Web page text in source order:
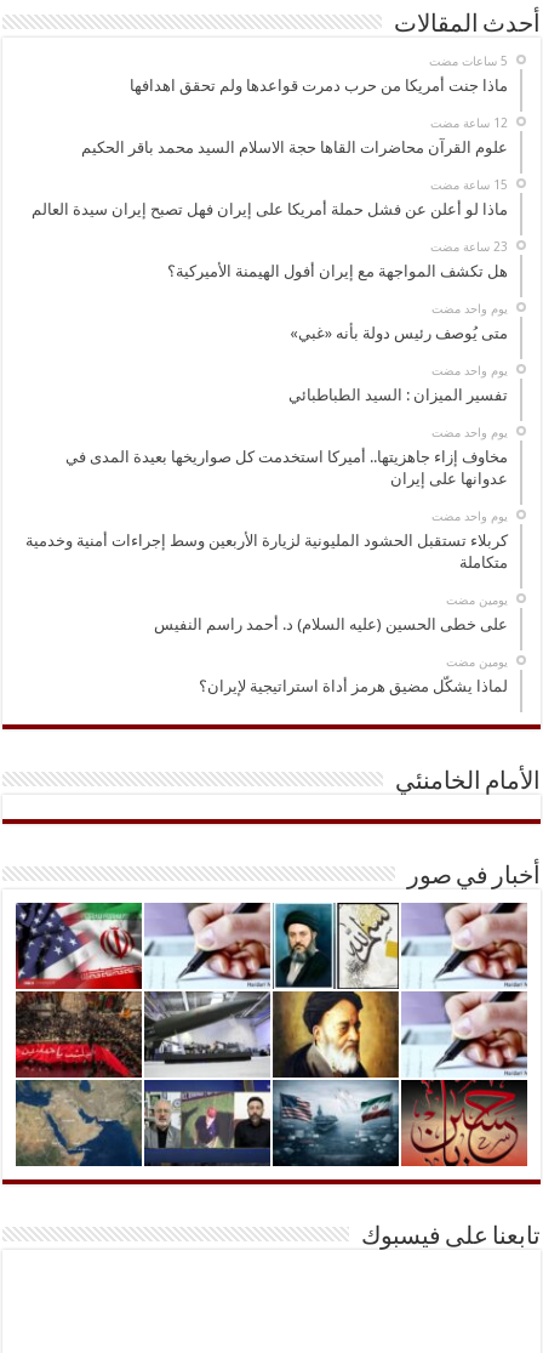
أحدث المقالات
ماذا جنت أمريكا من حرب دمرت قواعدها ولم تحقق اهدافها
علوم القرآن محاضرات القاها حجة الاسلام السيد محمد باقر الحكيم
ماذا لو أعلن عن فشل حملة أمريكا على إيران فهل تصبح إيران سيدة العالم
هل تكشف المواجهة مع إيران أفول الهيمنة الأميركية؟
‏يوم واحد مضت
متى يُوصف رئيس دولة بأنه «غبي»
‏يوم واحد مضت
تفسير الميزان : السيد الطباطبائي
‏يوم واحد مضت
مخاوف إزاء جاهزيتها.. أميركا استخدمت كل صواريخها بعيدة المدى في
عدوانها على إيران
‏يوم واحد مضت
كربلاء تستقبل الحشود المليونية لزيارة الأربعين وسط إجراءات أمنية وخدمية
متكاملة
‏يومين مضت
على خطى الحسين (عليه السلام) د. أحمد راسم النفيس
‏يومين مضت
لماذا يشكّل مضيق هرمز أداة استراتيجية لإيران؟
الأمام الخامنئي
أخبار في صور
تابعنا على فيسبوك